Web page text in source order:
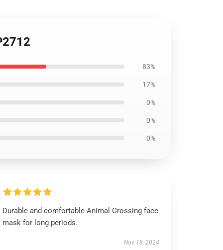
83%
17%
0%
0%
0%
Durable and comfortable Animal Crossing face
mask for long periods.
Nov 18, 2024